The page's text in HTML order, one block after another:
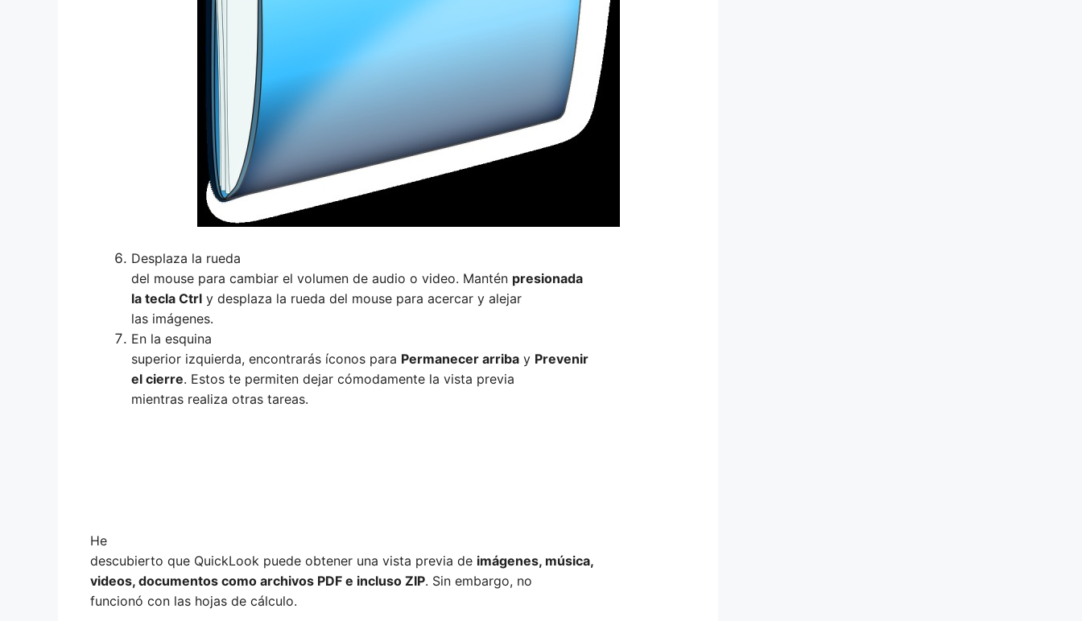
Desplaza la rueda
del mouse para cambiar el volumen de audio o video. Mantén presionada
la tecla Ctrl y desplaza la rueda del mouse para acercar y alejar
las imágenes.
En la esquina
superior izquierda, encontrarás íconos para Permanecer arriba y Prevenir
el cierre. Estos te permiten dejar cómodamente la vista previa
mientras realiza otras tareas.
He
descubierto que QuickLook puede obtener una vista previa de imágenes, música,
videos, documentos como archivos PDF e incluso ZIP. Sin embargo, no
funcionó con las hojas de cálculo.